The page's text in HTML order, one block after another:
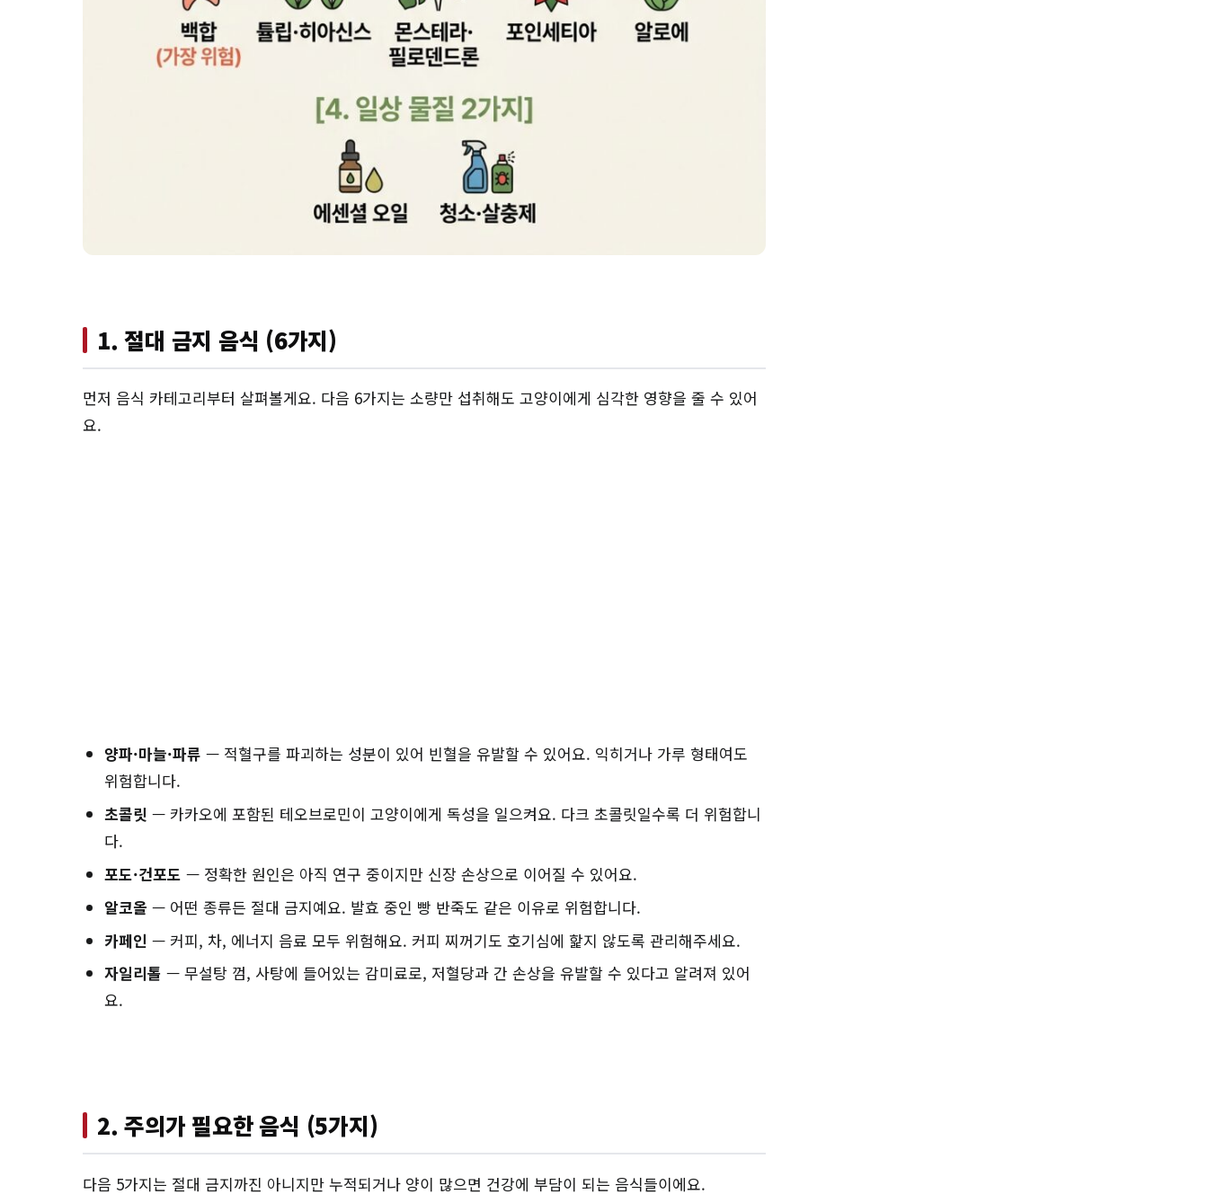
1. 절대 금지 음식 (6가지)
먼저 음식 카테고리부터 살펴볼게요. 다음 6가지는 소량만 섭취해도 고양이에게 심각한 영향을 줄 수 있어
요.
양파·마늘·파류 — 적혈구를 파괴하는 성분이 있어 빈혈을 유발할 수 있어요. 익히거나 가루 형태여도
위험합니다.
초콜릿 — 카카오에 포함된 테오브로민이 고양이에게 독성을 일으켜요. 다크 초콜릿일수록 더 위험합니
다.
포도·건포도 — 정확한 원인은 아직 연구 중이지만 신장 손상으로 이어질 수 있어요.
알코올 — 어떤 종류든 절대 금지예요. 발효 중인 빵 반죽도 같은 이유로 위험합니다.
카페인 — 커피, 차, 에너지 음료 모두 위험해요. 커피 찌꺼기도 호기심에 핥지 않도록 관리해주세요.
자일리톨 — 무설탕 껌, 사탕에 들어있는 감미료로, 저혈당과 간 손상을 유발할 수 있다고 알려져 있어
요.
2. 주의가 필요한 음식 (5가지)
다음 5가지는 절대 금지까진 아니지만 누적되거나 양이 많으면 건강에 부담이 되는 음식들이에요.